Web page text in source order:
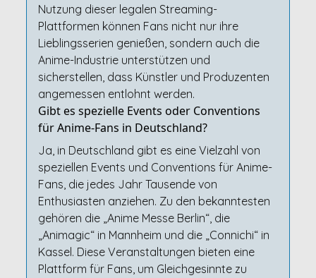
Nutzung dieser legalen Streaming-
Plattformen können Fans nicht nur ihre
Lieblingsserien genießen, sondern auch die
Anime-Industrie unterstützen und
sicherstellen, dass Künstler und Produzenten
angemessen entlohnt werden.
Gibt es spezielle Events oder Conventions
für Anime-Fans in Deutschland?
Ja, in Deutschland gibt es eine Vielzahl von
speziellen Events und Conventions für Anime-
Fans, die jedes Jahr Tausende von
Enthusiasten anziehen. Zu den bekanntesten
gehören die „Anime Messe Berlin“, die
„Animagic“ in Mannheim und die „Connichi“ in
Kassel. Diese Veranstaltungen bieten eine
Plattform für Fans, um Gleichgesinnte zu